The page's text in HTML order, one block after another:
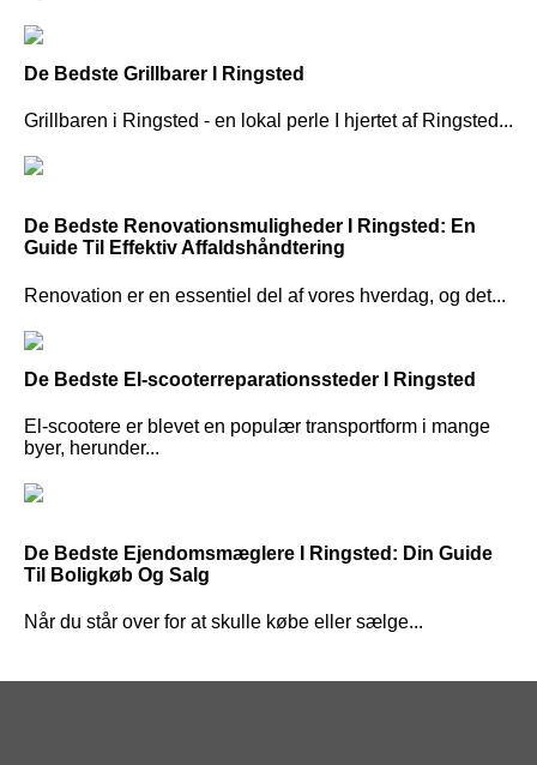
De Bedste Grillbarer I Ringsted
Grillbaren i Ringsted - en lokal perle I hjertet af Ringsted...
De Bedste Renovationsmuligheder I Ringsted: En
Guide Til Effektiv Affaldshåndtering
Renovation er en essentiel del af vores hverdag, og det...
De Bedste El-scooterreparationssteder I Ringsted
El-scootere er blevet en populær transportform i mange
byer, herunder...
De Bedste Ejendomsmæglere I Ringsted: Din Guide
Til Boligkøb Og Salg
Når du står over for at skulle købe eller sælge...